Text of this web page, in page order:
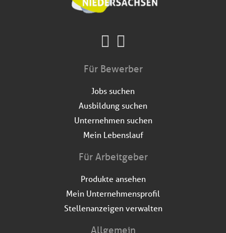
Für Bewerber
Jobs suchen
Ausbildung suchen
Unternehmen suchen
Mein Lebenslauf
Für Arbeitgeber
Produkte ansehen
Mein Unternehmensprofil
Stellenanzeigen verwalten
Allgemein